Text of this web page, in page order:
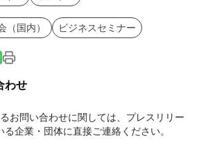
（国内） ビジネスセミナー
わせ
お問い合わせに関しては、プレスリリー
る企業・団体に直接ご連絡ください。